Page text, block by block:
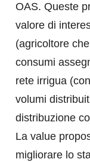
OAS. Queste
valore di
(agricoltore
consumi
rete irrigua
volumi
distribuzione
La value
migliorare lo